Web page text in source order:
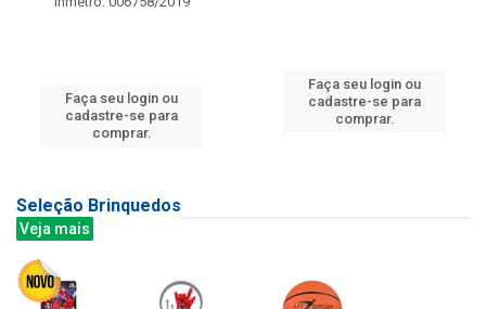
Faça seu login ou
cadastre-se para
comprar.
Faça seu login ou
cadastre-se para
comprar.
Seleção Brinquedos
Veja mais